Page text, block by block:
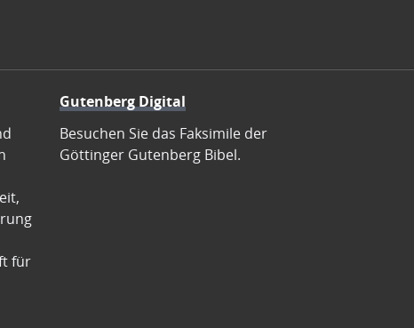
für
Gutenberg Digital
Besuchen Sie das Faksimile der
Göttinger Gutenberg Bibel.